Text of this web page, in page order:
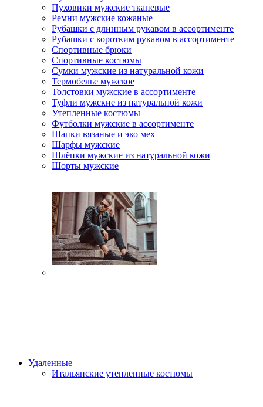
Пуховики мужские тканевые
Ремни мужские кожаные
Рубашки с длинным рукавом в ассортименте
Рубашки с коротким рукавом в ассортименте
Спортивные брюки
Спортивные костюмы
Сумки мужские из натуральной кожи
Термобелье мужское
Толстовки мужские в ассортименте
Туфли мужские из натуральной кожи
Утепленные костюмы
Футболки мужские в ассортименте
Шапки вязаные и эко мех
Шарфы мужские
Шлёпки мужские из натуральной кожи
Шорты мужские
Удаленные
Итальянские утепленные костюмы